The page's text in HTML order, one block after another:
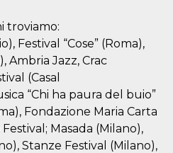
troviamo:
Festival “Cose” (Roma),
Ambria Jazz, Crac
(Casal
“Chi ha paura del buio”
Fondazione Maria Carta
Masada (Milano),
Stanze Festival (Milano),
Meta
Platform Inc.
.facebook.com
conecta
usuario
que se
ayudar